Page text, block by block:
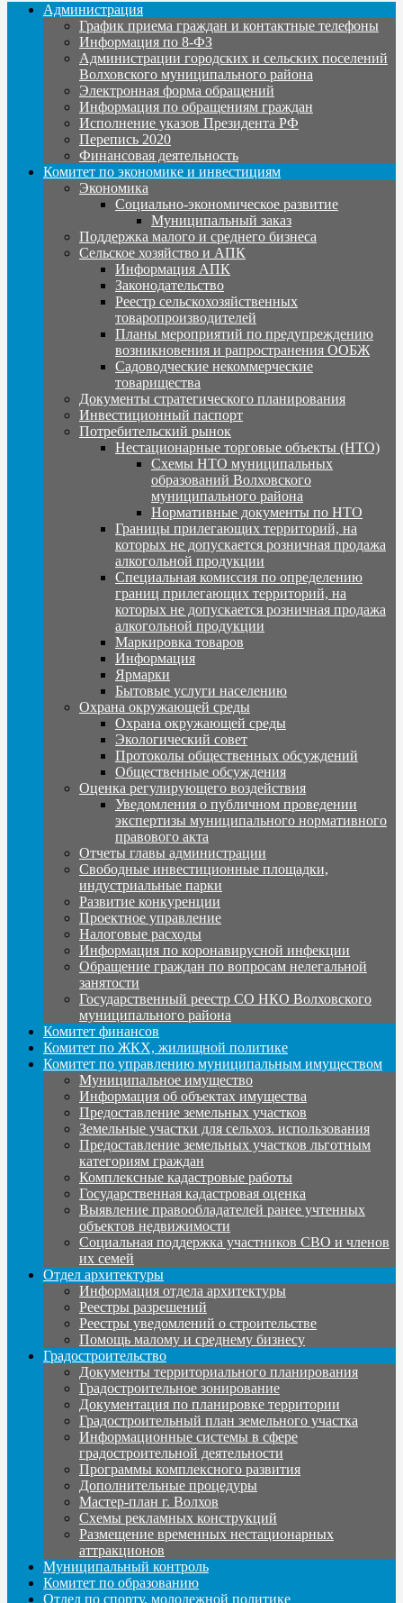
Администрация
График приема граждан и контактные телефоны
Информация по 8-ФЗ
Администрации городских и сельских поселений
Волховского муниципального района
Электронная форма обращений
Информация по обращениям граждан
Исполнение указов Президента РФ
Перепись 2020
Финансовая деятельность
Комитет по экономике и инвестициям
Экономика
Социально-экономическое развитие
Муниципальный заказ
Поддержка малого и среднего бизнеса
Сельское хозяйство и АПК
Информация АПК
Законодательство
Реестр сельскохозяйственных
товаропроизводителей
Планы мероприятий по предупреждению
возникновения и рапространения ООБЖ
Садоводческие некоммерческие
товарищества
Документы стратегического планирования
Инвестиционный паспорт
Потребительский рынок
Нестационарные торговые объекты (НТО)
Схемы НТО муниципальных
образований Волховского
муниципального района
Нормативные документы по НТО
Границы прилегающих территорий, на
которых не допускается розничная продажа
алкогольной продукции
Специальная комиссия по определению
границ прилегающих территорий, на
которых не допускается розничная продажа
алкогольной продукции
Маркировка товаров
Информация
Ярмарки
Бытовые услуги населению
Охрана окружающей среды
Охрана окружающей среды
Экологический совет
Протоколы общественных обсуждений
Общественные обсуждения
Оценка регулирующего воздействия
Уведомления о публичном проведении
экспертизы муниципального нормативного
правового акта
Отчеты главы администрации
Свободные инвестиционные площадки,
индустриальные парки
Развитие конкуренции
Проектное управление
Налоговые расходы
Информация по коронавирусной инфекции
Обращение граждан по вопросам нелегальной
занятости
Государственный реестр СО НКО Волховского
муниципального района
Комитет финансов
Комитет по ЖКХ, жилищной политике
Комитет по управлению муниципальным имуществом
Муниципальное имущество
Информация об объектах имущества
Предоставление земельных участков
Земельные участки для сельхоз. использования
Предоставление земельных участков льготным
категориям граждан
Комплексные кадастровые работы
Государственная кадастровая оценка
Выявление правообладателей ранее учтенных
объектов недвижимости
Социальная поддержка участников СВО и членов
их семей
Отдел архитектуры
Информация отдела архитектуры
Реестры разрешений
Реестры уведомлений о строительстве
Помощь малому и среднему бизнесу
Градостроительство
Документы территориального планирования
Градостроительное зонирование
Документация по планировке территории
Градостроительный план земельного участка
Информационные системы в сфере
градостроительной деятельности
Программы комплексного развития
Дополнительные процедуры
Мастер-план г. Волхов
Схемы рекламных конструкций
Размещение временных нестационарных
аттракционов
Муниципальный контроль
Комитет по образованию
Отдел по спорту, молодежной политике